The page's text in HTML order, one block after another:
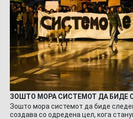
ЗОШТО МОРА СИСТЕМОТ ДА БИДЕ
Зошто мора системот да биде
создава со одредена цел, кога